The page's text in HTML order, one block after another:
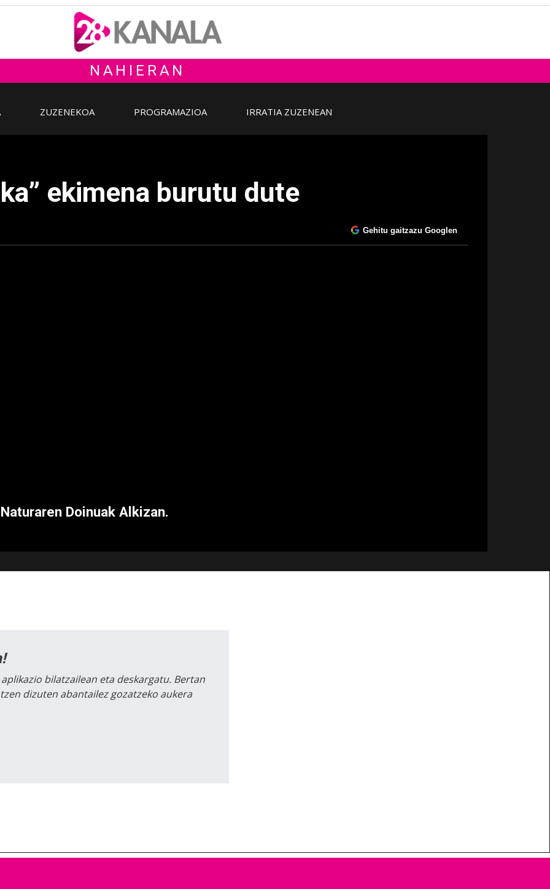
NAHIERAN
ZUZENEKOA PROGRAMAZIOA IRRATIA ZUZENEAN
ekimena burutu dute
Gehitu gaitzazu Googlen
Doinuak Alkizan.
bilatzailean eta deskargatu. Bertan
dizuten abantailez gozatzeko aukera